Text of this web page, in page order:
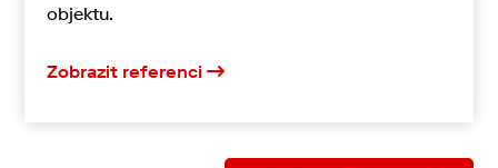
objektu.
Zobrazit referenci